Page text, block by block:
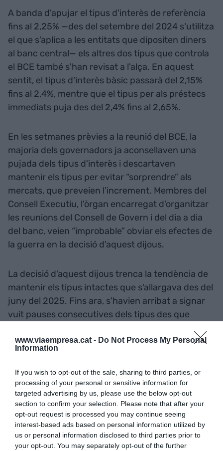
www.viaempresa.cat - Do Not Process My Personal
Information
If you wish to opt-out of the sale, sharing to third parties, or
processing of your personal or sensitive information for
targeted advertising by us, please use the below opt-out
section to confirm your selection. Please note that after your
opt-out request is processed you may continue seeing
interest-based ads based on personal information utilized by
us or personal information disclosed to third parties prior to
your opt-out. You may separately opt-out of the further
A banda d'apujar el tipus d'interès de referència
fins al 2,25% —des del setembre del 2024 s'utilitza
el que s'aplica a les entitats que dipositen diners
al banc central— els altres dos tipus que controla
el BCE també s'han revisat a l'alça. En aquest
sentit, el tipus d'interès bàsic passarà del 2,15%
fins al 2,4%, mentre que el tipus per als préstecs
immediats puja des del 2,4% fins al 2,65%.
En les setmanes prèvies a la reunió del BCE, la
majoria dels governadors ja aconsellaven una
pujada dels tipus d'interès i descartaven
mantenir els tipus per evitar “sorprendre” als
mercats, que preveien l'increment. Membres del
Consell Executiu, l'òrgan encarregat d'organitzar
les reunions del Consell de Govern i del dia a dia
del banc, veien “improbable” obviar els efectes de
la guerra en la decisió d'aquest dijous.
La decisió d'aquest dijous trenca la tendència de
mantenir els tipus intactes que s'allargava des del
juny del 2025. Fins ara, s'havien arribat a signar
vuit pauses consecutives dels tipus des que
relaxament de la política monetària el juliol
Aquesta és la primera pujada del preu del diner
des del setembre del 2023, quan Europa feia
front a la crisi energètica derivada de la guerra a
Ucraïna. En aquell moment, els tipus d'interès van
arribar al 4,5%.